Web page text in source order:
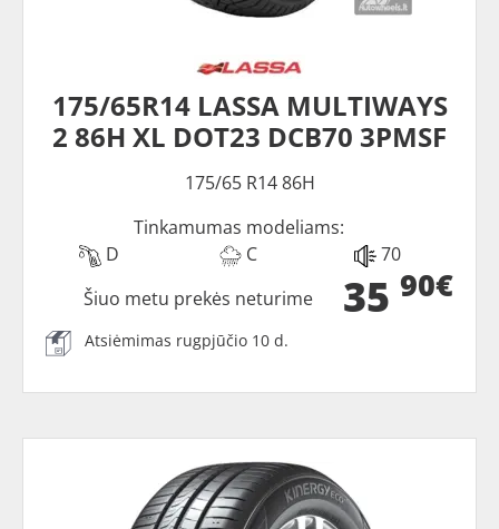
175/65R14 LASSA MULTIWAYS
2 86H XL DOT23 DCB70 3PMSF
175/65 R14 86H
Tinkamumas modeliams:
D
C 70
35 90€
Šiuo metu prekės neturime
Atsiėmimas rugpjūčio 10 d.